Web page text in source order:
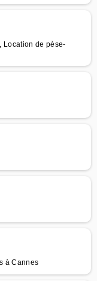
Location de pèse-
à Cannes